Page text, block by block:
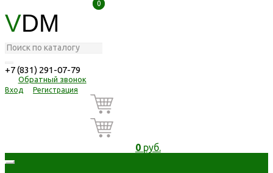
VDM
+7 (831) 291-07-79
Обратный звонок
Вход Регистрация
0
0
0руб.